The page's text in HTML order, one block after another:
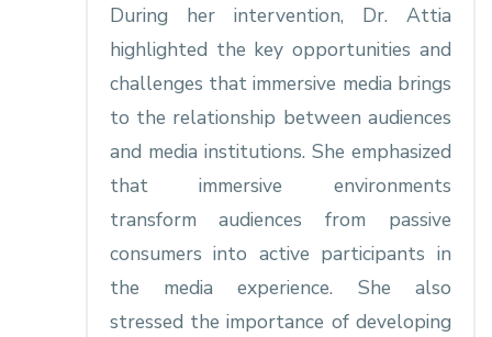
During her intervention, Dr. Attia
highlighted the key opportunities and
challenges that immersive media brings
to the relationship between audiences
and media institutions. She emphasized
that immersive environments
transform audiences from passive
consumers into active participants in
the media experience. She also
stressed the importance of developing